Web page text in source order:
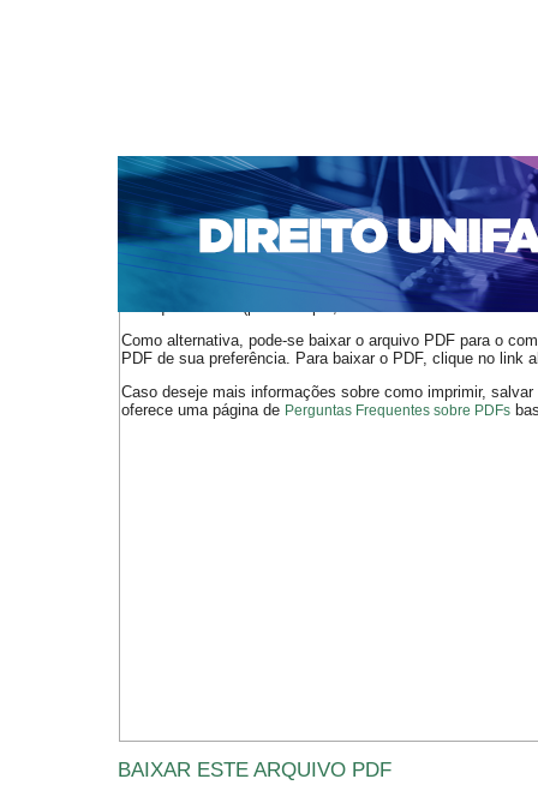
CAPA SOBRE ACESSO CADASTRO
NOTÍCIAS
EDIÇÕES DE Nº 1 A 100 WEBMAIL
Capa>n. 270 (2022) > Costalonga Ramos
O arquivo PDF selecionado deve ser carregado no
de arquivos PDF (por exemplo, uma versão atual do
Como alternativa, pode-se baixar o arquivo PDF para o
PDF de sua preferência. Para baixar o PDF, clique no link
Caso deseje mais informações sobre como imprimir,
oferece uma página de Perguntas Frequentes sobre PDFs
BAIXAR ESTE ARQUIVO PDF